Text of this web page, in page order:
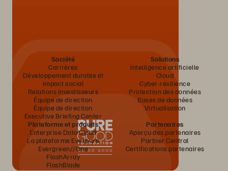
Société
Carrières
Développement durable et
impact social
Relations investisseurs
Équipe de direction
Équipe de direction
Executive Briefing Center
Solutions
Intelligence artificielle
Cloud
Cyber-résilience
Protection des données
Bases de données
Virtualisation
Plateforme et produits
Enterprise Data Cloud
La plateforme Everpure
Evergreen//One
FlashArray
FlashBlade
Partenaires
Aperçu des partenaires
Partner Central
Certifications partenaires